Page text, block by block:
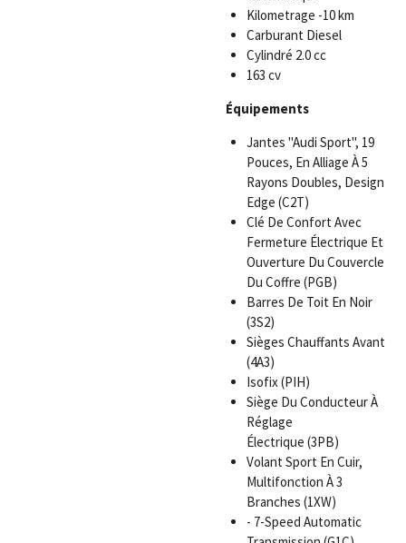
Kilometrage -10 km
Carburant Diesel
Cylindré 2.0 cc
163 cv
Équipements
Jantes "Audi Sport", 19
Pouces, En Alliage À 5
Rayons Doubles, Design
Edge (C2T)
Clé De Confort Avec
Fermeture Électrique Et
Ouverture Du Couvercle
Du Coffre (PGB)
Barres De Toit En Noir
(3S2)
Sièges Chauffants Avant
(4A3)
Isofix (PIH)
Siège Du Conducteur À
Réglage
Électrique (3PB)
Volant Sport En Cuir,
Multifonction À 3
Branches (1XW)
- 7-Speed Automatic